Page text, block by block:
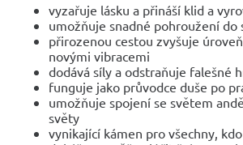
vyzařuje lásku a přináší klid a
umožňuje snadné pohroužení
přirozenou cestou zvyšuje
novými vibracemi
dodává síly a odstraňuje falešné
funguje jako průvodce duše po
umožňuje spojení se světem
světy
vynikající kámen pro všechny,